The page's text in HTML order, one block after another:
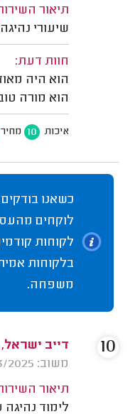
תיאור
שיעורי
חוות דעת:
הוא היה
הוא מורה
איכות 10 מחיר
כשאנו
לוקחים
לקוחות
בלקוחות
משפחה.
דייב
משוב: 23/03/2025
תיאור
לימוד נהיגה
10